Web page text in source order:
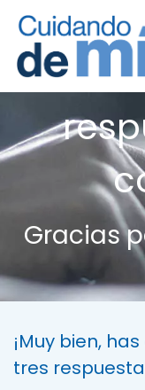
Site Logo
3
Gracias
¡Muy bien,
tres